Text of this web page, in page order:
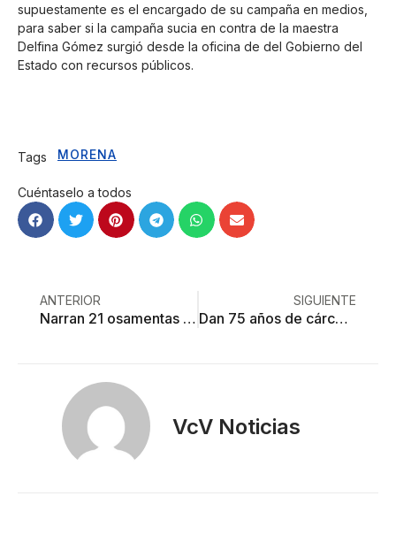
supuestamente es el encargado de su campaña en medios,
para saber si la campaña sucia en contra de la maestra
Delfina Gómez surgió desde la oficina de del Gobierno del
Estado con recursos públicos.
Tags MORENA
Cuéntaselo a todos
ANTERIOR
Narran 21 osamentas historia del inicio de la Nueva España
SIGUIENTE
Dan 75 años de cárcel a ex alcalde de Ocuilan
VcV Noticias